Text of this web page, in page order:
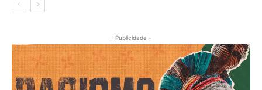
- Publicidade -